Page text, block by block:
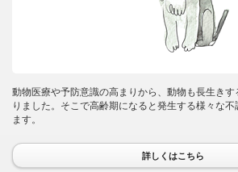
動物医療や予防意識の高まりから、動物も長生き
りました。そこで高齢期になると発生する様々な不
ます。
詳しくはこちら